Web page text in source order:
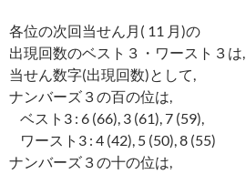
各位の次回当せん月( 11 月)の
出現回数のベスト３・ワースト３は,
当せん数字(出現回数)として,
ナンバーズ３の百の位は,
ベスト3 : 6 (66), 3 (61), 7 (59),
ワースト3 : 4 (42), 5 (50), 8 (55)
ナンバーズ３の十の位は,